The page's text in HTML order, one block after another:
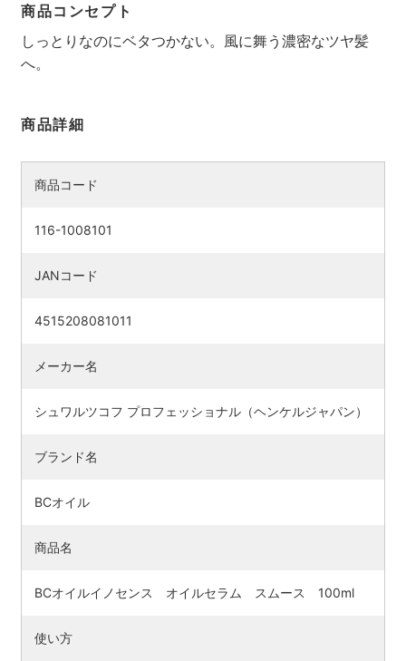
商品コンセプト
しっとりなのにベタつかない。風に舞う濃密なツヤ髪
へ。
商品詳細
商品コード
116-1008101
JANコード
4515208081011
メーカー名
シュワルツコフ プロフェッショナル（ヘンケルジャパン）
ブランド名
BCオイル
商品名
BCオイルイノセンス オイルセラム スムース 100ml
使い方